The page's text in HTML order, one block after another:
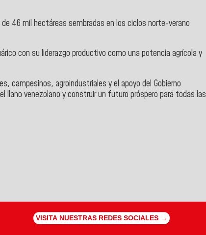
46 mil hectáreas sembradas en los ciclos norte-verano
con su liderazgo productivo como una potencia agrícola y
agroindustriales y el apoyo del Gobierno
llano venezolano y construir un futuro próspero para todas las
VISITA NUESTRAS REDES SOCIALES →